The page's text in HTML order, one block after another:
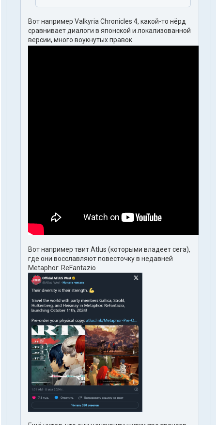
Вот например Valkyria Chronicles 4, какой-то нёрд
сравнивает диалоги в японской и локализованной
версии, много воукнутых правок
Вот например твит Atlus (которыми владеет сега),
где они восславляют повесточку в недавней
Metaphor: ReFantazio